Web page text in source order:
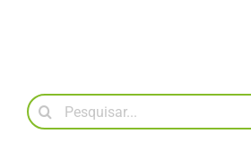
Buscar
resultados